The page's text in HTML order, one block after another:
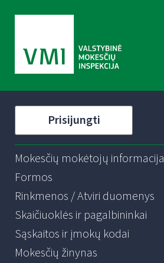
Prisijungti
Mokesčių mokėtojų informacija
Formos
Rinkmenos / Atviri duomenys
Skaičiuoklės ir pagalbininkai
Sąskaitos ir įmokų kodai
Mokesčių žinynas